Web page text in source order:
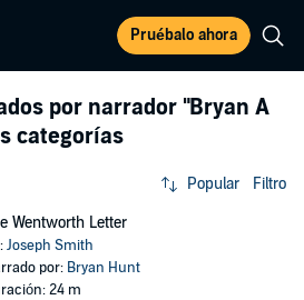
Pruébalo ahora
por narrador "Bryan A
categorías
Popular Filtro
Wentworth Letter
Joseph Smith
por: Bryan Hunt
24 m